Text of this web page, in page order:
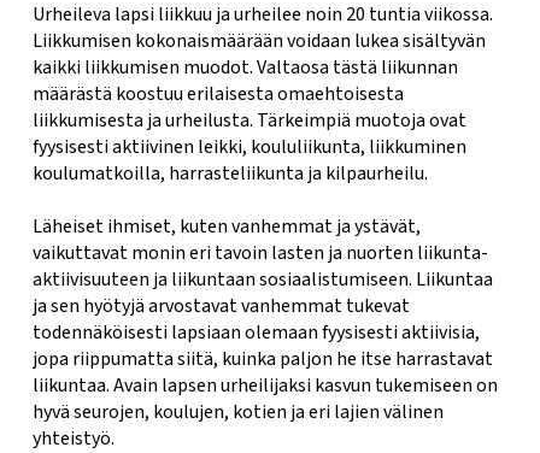
Urheileva lapsi liikkuu ja urheilee noin 20 tuntia viikossa.
Liikkumisen kokonaismäärään voidaan lukea sisältyvän
kaikki liikkumisen muodot. Valtaosa tästä liikunnan
määrästä koostuu erilaisesta omaehtoisesta
liikkumisesta ja urheilusta. Tärkeimpiä muotoja ovat
fyysisesti aktiivinen leikki, koululiikunta, liikkuminen
koulumatkoilla, harrasteliikunta ja kilpaurheilu.
Läheiset ihmiset, kuten vanhemmat ja ystävät,
vaikuttavat monin eri tavoin lasten ja nuorten liikunta-
aktiivisuuteen ja liikuntaan sosiaalistumiseen. Liikuntaa
ja sen hyötyjä arvostavat vanhemmat tukevat
todennäköisesti lapsiaan olemaan fyysisesti aktiivisia,
jopa riippumatta siitä, kuinka paljon he itse harrastavat
liikuntaa. Avain lapsen urheilijaksi kasvun tukemiseen on
hyvä seurojen, koulujen, kotien ja eri lajien välinen
yhteistyö.